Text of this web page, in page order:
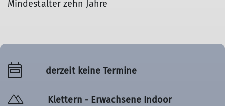
Mindestalter zehn Jahre
derzeit keine Termine
Klettern - Erwachsene Indoor